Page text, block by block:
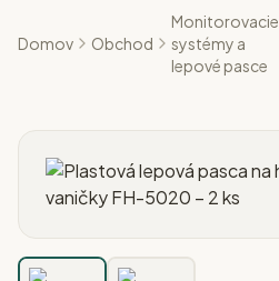
Domov Obchod
Monitorovacie
systémy a
lepové pasce